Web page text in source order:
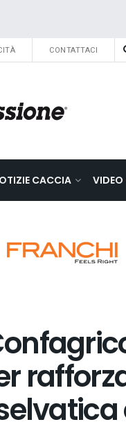
CONTATTACI
CACCIA